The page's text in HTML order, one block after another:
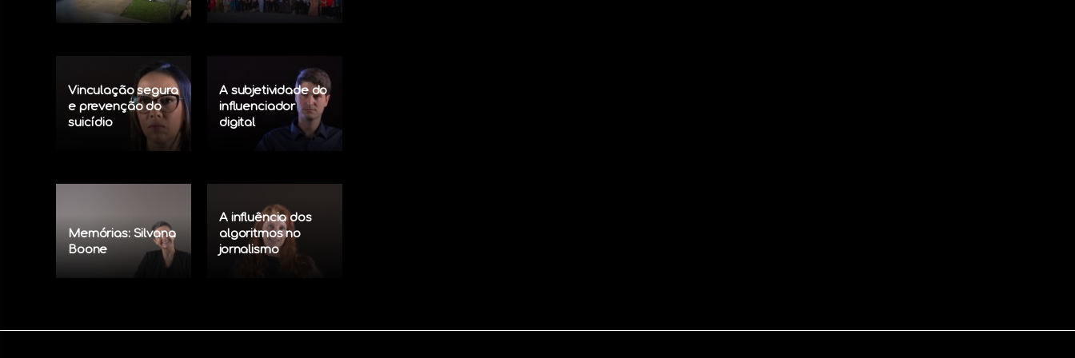
Vinculação segura
e prevenção do
suicídio
A subjetividade do
influenciador
digital
Memórias: Silvana
Boone
A influência dos
algoritmos no
jornalismo